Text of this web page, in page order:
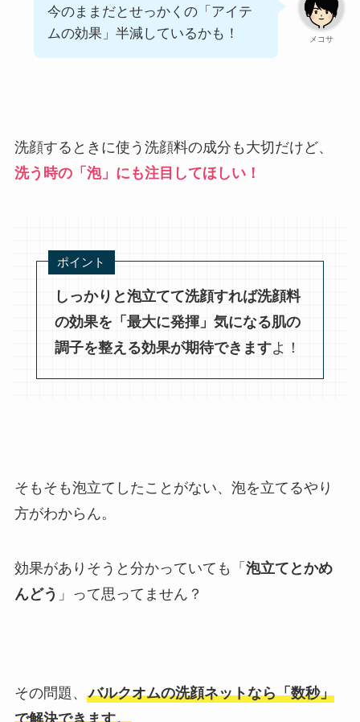
メコサ
今のままだとせっかくの「アイテ
ムの効果」半減しているかも！
洗顔するときに使う洗顔料の成分も大切だけど、
洗う時の「泡」にも注目してほしい！
ポイント
しっかりと泡立てて洗顔すれば洗顔料
の効果を「最大に発揮」気になる肌の
調子を整える効果が期待できますよ！
そもそも泡立てしたことがない、泡を立てるやり
方がわからん。
効果がありそうと分かっていても「 泡立てとかめ
んどう 」って思ってません？
その問題、 バルクオムの洗顔ネットなら「数秒」